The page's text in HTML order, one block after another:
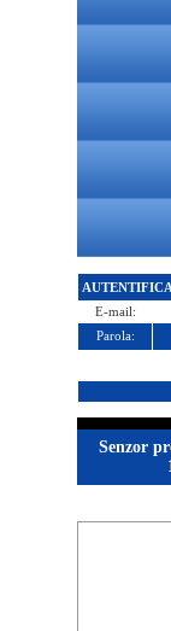
E-mail:
Parola:
Senzor